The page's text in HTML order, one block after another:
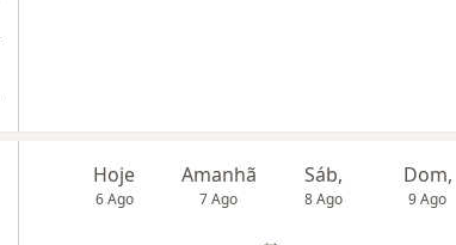
Hoje
6 Ago
Amanhã
7 Ago
Sáb,
8 Ago
Dom,
9 Ago